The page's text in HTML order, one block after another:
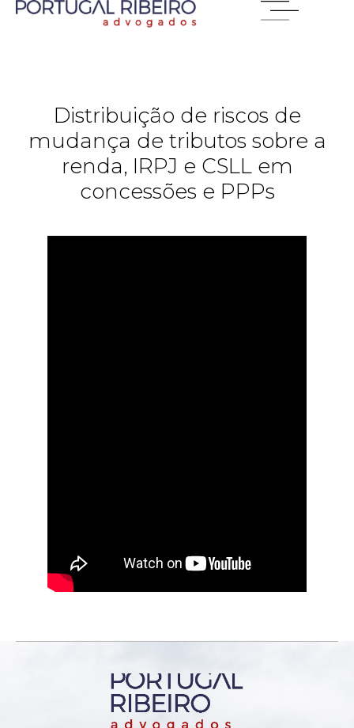
Distribuição de riscos de
mudança de tributos sobre a
renda, IRPJ e CSLL em
concessões e PPPs